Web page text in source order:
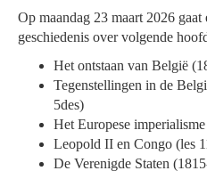
Op maandag 23 maart 2026
geschiedenis over volgende
Het ontstaan van België
Tegenstellingen in de
5des)
Het Europese
Leopold II en Congo (les
De Verenigde Staten